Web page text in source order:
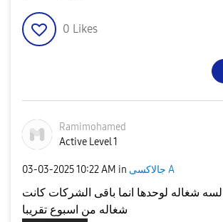
0 Likes
Ramimohamed
Active Level 1
‎03-03-202510:22 AM in جالاكسى A
شغاله لوحدها انما باقى الشركات كانت
شغاله من اسبوع تقريبا